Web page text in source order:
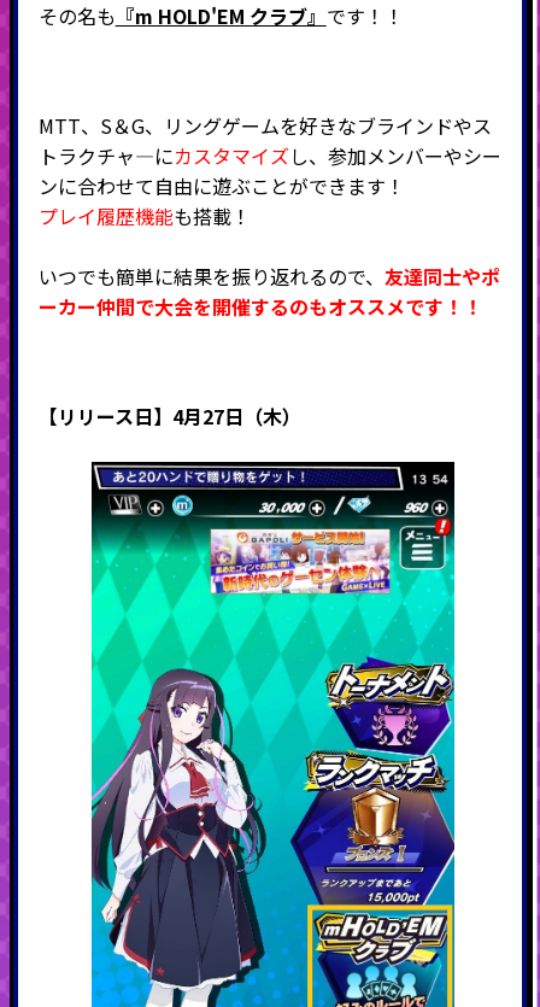
その名も 『m HOLD'EM クラブ』 です！！
MTT、S＆G、リングゲームを好きなブラインドやス
トラクチャ―にカスタマイズし、 参加メンバーやシー
ンに合わせて自由に遊ぶことができます！
プレイ履歴機能も搭載！
いつでも簡単に結果を振り返れるので、 友達同士やポ
ーカー仲間で大会を開催するのもオススメです！！
【リリース日】 4月27日（木）